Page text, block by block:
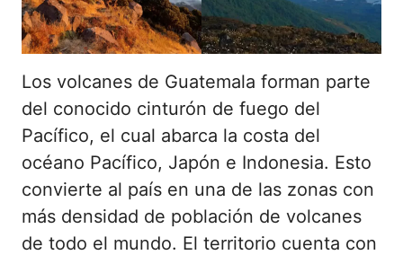
Los volcanes de Guatemala forman parte
del conocido cinturón de fuego del
Pacífico, el cual abarca la costa del
océano Pacífico, Japón e Indonesia. Esto
convierte al país en una de las zonas con
más densidad de población de volcanes
de todo el mundo. El territorio cuenta con